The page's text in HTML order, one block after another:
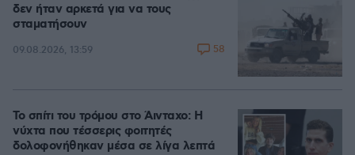
δεν ήταν αρκετά για να τους
σταματήσουν
09.08.2026, 13:59 58
Το σπίτι του τρόμου στο Άινταχο: Η
νύχτα που τέσσερις φοιτητές
δολοφονήθηκαν μέσα σε λίγα λεπτά